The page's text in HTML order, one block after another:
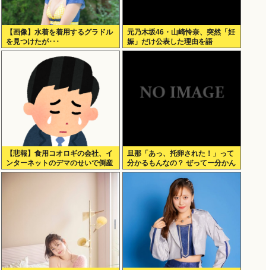
【画像】水着を着用するグラドル
を見つけたが･･･
元乃木坂46・山崎怜奈、突然「妊
娠」だけ公表した理由を語
る！！！
【悲報】食用コオロギの会社、イ
ンターネットのデマのせいで倒産
へ
旦那「あっ、托卵された！」って
分かるもんなの？ ぜってー分かん
ないだろ。